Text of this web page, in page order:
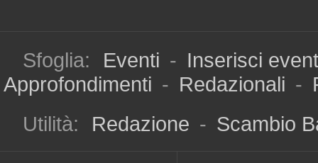
Sfoglia: Eventi - Inserisci
Approfondimenti - Redazionali -
Utilità:
Redazione - Scambio